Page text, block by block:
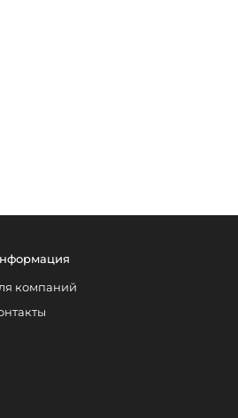
компаний